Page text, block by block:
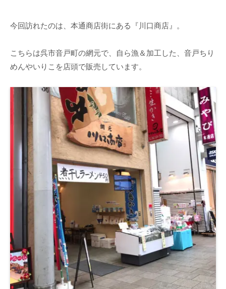
今回訪れたのは、本通商店街にある『川口商店』。
こちらは呉市音戸町の網元で、自ら漁＆加工した、音戸ちり
めんやいりこを店頭で販売しています。